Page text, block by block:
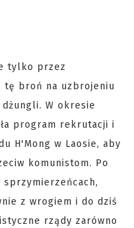
tylko przez
tę broń na uzbrojeniu
W okresie
program rekrutacji i
H'Mong w Laosie, aby
komunistom. Po
sprzymierzeńcach,
z wrogiem i do dziś
rządy zarówno